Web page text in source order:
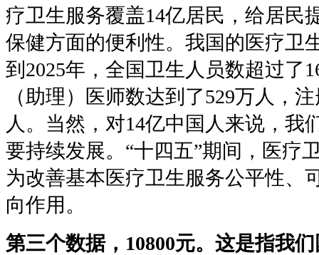
疗卫生服务覆盖14亿居民，给居民
保健方面的便利性。我国的医疗卫
到2025年，全国卫生人员数超过了
（助理）医师数达到了529万人，
人。当然，对14亿中国人来说，我
要持续发展。“十四五”期间，医疗
为改善基本医疗卫生服务公平性、
向作用。
第三个数据，10800元。这是指我